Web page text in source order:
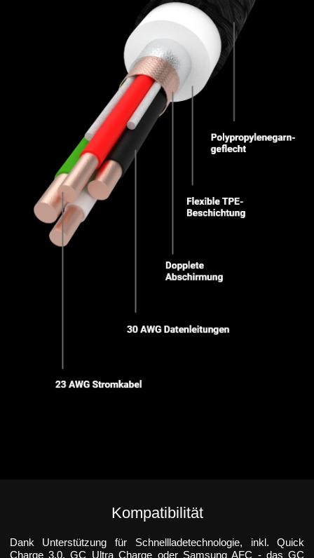
Kompatibilität
Dank Unterstützung für Schnellladetechnologie, inkl. Quick
Charge 3.0, GC Ultra Charge oder Samsung AFC - das GC